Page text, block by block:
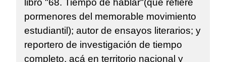
libro "68. Tiempo de hablar"(que refiere
pormenores del memorable movimiento
estudiantil); autor de ensayos literarios; y
reportero de investigación de tiempo
completo, acá en territorio nacional y